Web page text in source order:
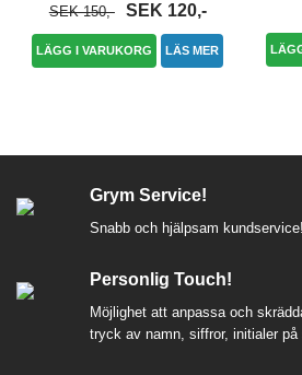
SEK 150,- SEK 120,-
LÄGG I VARUKORG LÄS MER
Grym Service!
Snabb och hjälpsam kundservice!
Personlig Touch!
Möjlighet att anpassa och
tryck av namn, siffror, initialer på